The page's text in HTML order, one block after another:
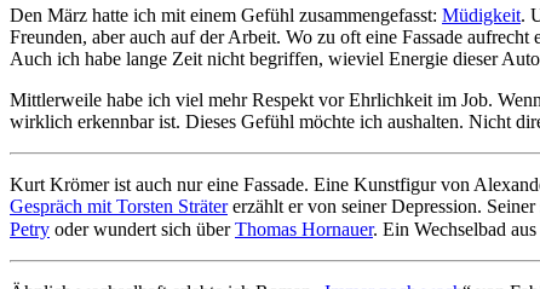
Den März hatte ich mit einem Gefühl zusammengefasst: Müdigkeit.
Freunden, aber auch auf der Arbeit. Wo zu oft eine Fassade
Auch ich habe lange Zeit nicht begriffen, wieviel Energie dieser
Mittlerweile habe ich viel mehr Respekt vor Ehrlichkeit im Job.
wirklich erkennbar ist. Dieses Gefühl möchte ich aushalten. Nicht
Kurt Krömer ist auch nur eine Fassade. Eine Kunstfigur von
Gespräch mit Torsten Strätererzählt er von seiner Depression.
Petry oder wundert sich überThomas Hornauer. Ein Wechselbad